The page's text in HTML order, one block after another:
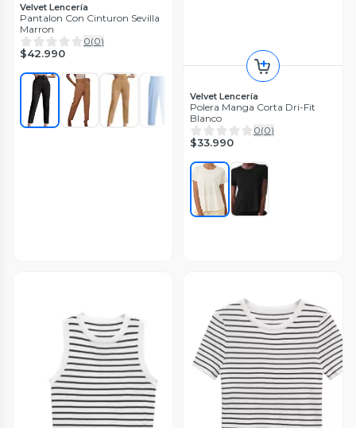
Velvet Lencería
Pantalon Con Cinturon Sevilla
Marron
0(0)
$42.990
Velvet Lencería
Polera Manga Corta Dri-Fit
Blanco
0(0)
$33.990